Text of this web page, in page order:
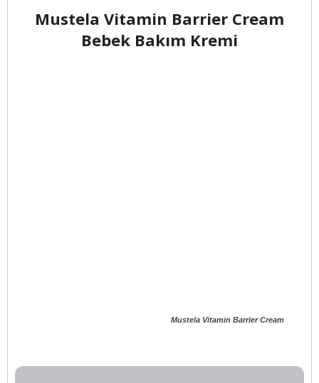
Mustela Vitamin Barrier Cream
Bebek Bakım Kremi
Mustela Vitamin Barrier Cream